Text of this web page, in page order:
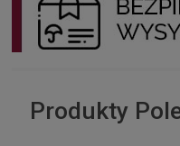
Produkty